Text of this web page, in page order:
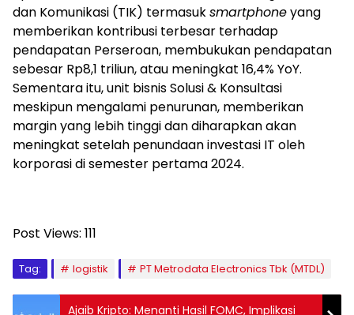
dan Komunikasi (TIK) termasuksmartphoneyang
memberikan kontribusi terbesar terhadap
pendapatan Perseroan, membukukan pendapatan
sebesar Rp8,1 triliun, atau meningkat 16,4% YoY.
Sementara itu, unit bisnis Solusi & Konsultasi
meskipun mengalami penurunan, memberikan
margin yang lebih tinggi dan diharapkan akan
meningkat setelah penundaan investasi IT oleh
korporasi di semester pertama 2024.
Post Views: 111
Tag: logistik PT Metrodata Electronics Tbk (MTDL)
Ajaib Kripto: Menanti Hasil FOMC, Implikasi